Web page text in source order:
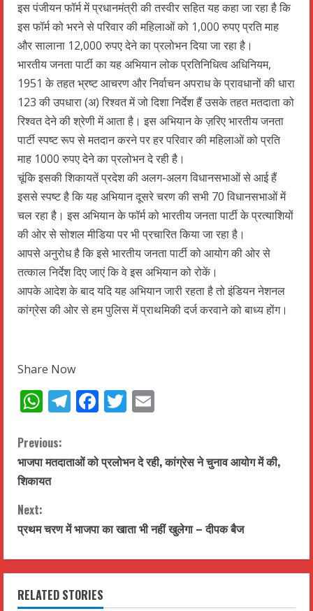
इस पंजीयन फॉर्म में प्रधानमंत्री की तस्वीर सहित यह कहा जा रहा है कि
इस फॉर्म को भरने से परिवार की महिलाओं को 1,000 रुपए प्रति माह
और सालाना 12,000 रुपए देने का प्रलोभन दिया जा रहा है।
भारतीय जनता पार्टी का यह अभियान लोक प्रतिनिधित्व अधिनियम,
1951 के तहत भ्रष्ट आचरण और निर्वाचन अपराध के प्रावधानों की धारा
123 की उपधारा (अ) रिश्वत में जो दिशा निर्देश हैं उसके तहत मतदाता को
रिश्वत देने की श्रेणी में आता है। इस अभियान के ज़रिए भारतीय जनता
पार्टी स्पष्ट रूप से मतदान करने पर हर परिवार की महिलाओं को प्रति
माह 1000 रुपए देने का प्रलोभन दे रही है।
चूंकि इसकी शिकायतें प्रदेश की अलग-अलग विधानसभाओं से आई हैं
इससे स्पष्ट है कि यह अभियान दूसरे चरण की सभी 70 विधानसभाओं में
चल रहा है। इस अभियान के फॉर्म को भारतीय जनता पार्टी के प्रत्याशियों
की ओर से सोशल मीडिया पर भी प्रचारित किया जा रहा है।
आपसे अनुरोध है कि इसे भारतीय जनता पार्टी को आयोग की ओर से
तत्काल निर्देश दिए जाएं कि वे इस अभियान को रोकें।
आपके आदेश के बाद यदि यह अभियान जारी रहता है तो इंडियन नेशनल
कांग्रेस की ओर से हम पुलिस में प्राथमिकी दर्ज करवाने को बाध्य होंग।
Share Now
WhatsApp
Telegram
Facebook
Twitter
C
o
n
t
i
n
Previous:
भाजपा मतदाताओं को प्रलोभन दे रही, कांग्रेस ने चुनाव आयोग में की,
शिकायत
Next:
प्रथम चरण में भाजपा का खाता भी नहीं खुलेगा – दीपक बैज
RELATED STORIES